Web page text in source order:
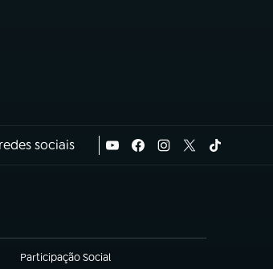
sociais
Participação Social
(abre em nova aba)